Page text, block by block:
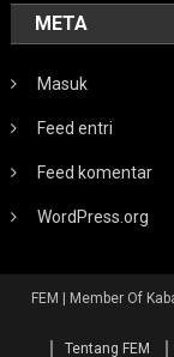
META
Masuk
Feed entri
Feed komentar
WordPress.org
FEM | Member Of
Tentang FEM